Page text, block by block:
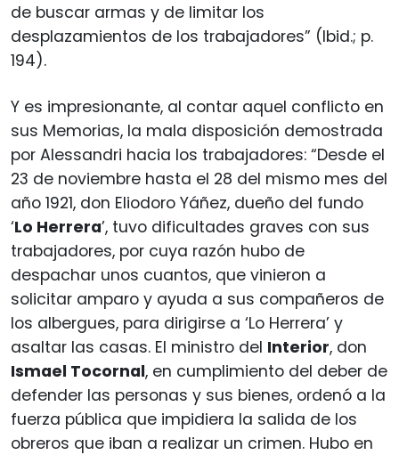
de buscar armas y de limitar los
desplazamientos de los trabajadores” (Ibid.; p.
194).
Y es impresionante, al contar aquel conflicto en
sus Memorias, la mala disposición demostrada
por Alessandri hacia los trabajadores: “Desde el
23 de noviembre hasta el 28 del mismo mes del
año 1921, don Eliodoro Yáñez, dueño del fundo
‘Lo Herrera’, tuvo dificultades graves con sus
trabajadores, por cuya razón hubo de
despachar unos cuantos, que vinieron a
solicitar amparo y ayuda a sus compañeros de
los albergues, para dirigirse a ‘Lo Herrera’ y
asaltar las casas. El ministro del Interior, don
Ismael Tocornal, en cumplimiento del deber de
defender las personas y sus bienes, ordenó a la
fuerza pública que impidiera la salida de los
obreros que iban a realizar un crimen. Hubo en